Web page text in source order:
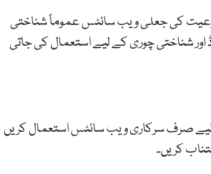
نوعیت کی جعلی ویب سائٹس عموماً شناختی
اور شناختی چوری کے لیے استعمال کی جاتی
صرف سرکاری ویب سائٹس استعمال کریں
کریں۔